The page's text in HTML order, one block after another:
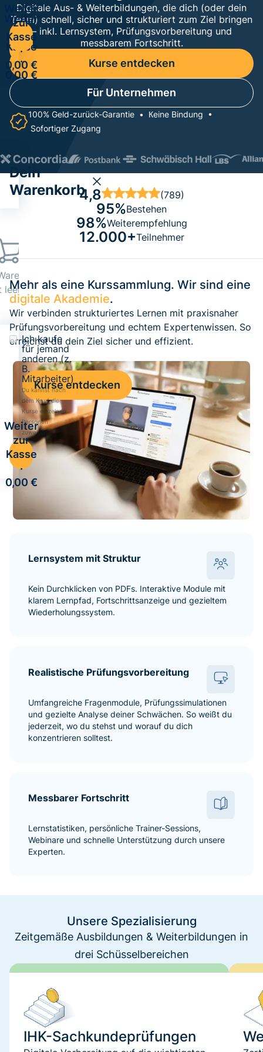
Personen
zuweisen.
Weiter
zur
Kasse
·
0,00 €
Kurse einzelnen
Personen
zuweisen.
Weiter
zur
Kasse
·
0,00 €
Digitale Aus- & Weiterbildungen, die dich (oder dein
Team) schnell, sicher und strukturiert zum Ziel bringen
– inkl. Lernsystem, Prüfungsvorbereitung und
messbarem Fortschritt.
Kurse entdecken
Für Unternehmen
100% Geld-zurück-Garantie • Кeine Bindung •
Sofortiger Zugang
Dein
Warenkorb
leer...
Ich kaufe
für jemand
anderen (z.
B.
Mitarbeiter)
Du kannst nach
dem Kauf die
Kurse einzelnen
Personen
zuweisen.
Weiter
zur
Kasse
·
0,00 €
4,8 (789)
95%Bestehen
98%Weiterempfehlung
12.000+Teilnehmer
Mehr als eine Kurssammlung. Wir sind eine
digitale Akademie.
Wir verbinden strukturiertes Lernen mit praxisnaher
Prüfungsvorbereitung und echtem Expertenwissen. So
erreichst du dein Ziel sicher und effizient.
Kurse entdecken
Lernsystem mit Struktur
Kein Durchklicken von PDFs. Interaktive Module mit
klarem Lernpfad, Fortschrittsanzeige und gezieltem
Wiederholungssystem.
Realistische Prüfungsvorbereitung
Umfangreiche Fragenmodule, Prüfungssimulationen
und gezielte Analyse deiner Schwächen. So weißt du
jederzeit, wo du stehst und worauf du dich
konzentrieren solltest.
Messbarer Fortschritt
Lernstatistiken, persönliche Trainer-Sessions,
Webinare und schnelle Unterstützung durch unsere
Experten.
Unsere Spezialisierung
Zeitgemäße Ausbildungen & Weiterbildungen in
drei Schüsselbereichen
IHK-Sachkundeprüfungen